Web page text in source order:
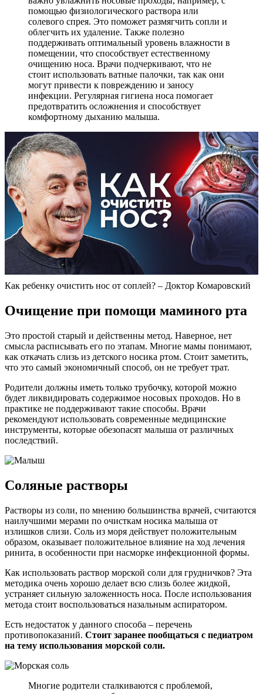
помощью физиологического раствора или
солевого спрея. Это поможет размягчить сопли и
облегчить их удаление. Также полезно
поддерживать оптимальный уровень влажности в
помещении, что способствует естественному
очищению носа. Врачи подчеркивают, что не
стоит использовать ватные палочки, так как они
могут привести к повреждению и заносу
инфекции. Регулярная гигиена носа помогает
предотвратить осложнения и способствует
комфортному дыханию малыша.
Как ребенку очистить нос от соплей? – Доктор Комаровский
Очищение при помощи маминого рта
Это простой старый и действенны метод. Наверное, нет
смысла расписывать его по этапам. Многие мамы понимают,
как откачать слизь из детского носика ртом. Стоит заметить,
что это самый экономичный способ, он не требует трат.
Родители должны иметь только трубочку, которой можно
будет ликвидировать содержимое носовых проходов. Но в
практике не поддерживают такие способы. Врачи
рекомендуют использовать современные медицинские
инструменты, которые обезопасят малыша от различных
последствий.
Соляные растворы
Растворы из соли, по мнению большинства врачей, считаются
наилучшими мерами по очисткам носика малыша от
излишков слизи. Соль из моря действует положительным
образом, оказывает положительное влияние на ход лечения
ринита, в особенности при насморке инфекционной формы.
Как использовать раствор морской соли для грудничков? Эта
методика очень хорошо делает всю слизь более жидкой,
устраняет сильную заложенность носа. После использования
метода стоит воспользоваться назальным аспиратором.
Есть недостаток у данного способа – перечень
противопоказаний. Стоит заранее пообщаться с педиатром
на тему использования морской соли.
Многие родители сталкиваются с проблемой,